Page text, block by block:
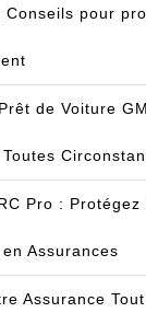
Conseils pour
de Voiture
Pro : Protégez
Assurances
Assurance